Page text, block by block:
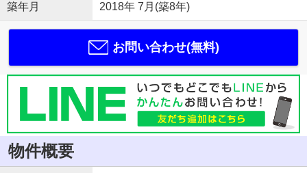
築年月 2018年 7月(築8年)
お問い合わせ(無料)
物件概要